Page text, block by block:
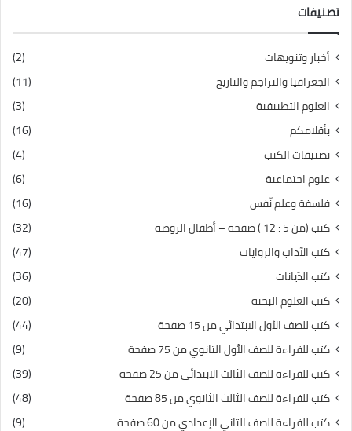
تصنيفات
أخبار وتنويهات
(2)
الجغرافيا والتراجم والتاريخ
(11)
العلوم التطبيقية
(3)
بأقلامكم
(16)
تصنيفات الكتب
(4)
علوم اجتماعية
(6)
فلسفة وعلم نّفس
(16)
كتب (من 5 : 12 ) صفحة – أطفال الروضة
(32)
كتب الآداب والروايات
(47)
كتب الدّيانات
(36)
كتب العلوم البحتة
(20)
كتب للصف الأول الابتدائي من 15 صفحة
(44)
كتب للقراءة للصف الأول الثانوي من 75 صفحة
(9)
كتب للقراءة للصف الثالث الابتدائي من 25 صفحة
(39)
كتب للقراءة للصف الثالث الثانوي من 85 صفحة
(48)
كتب للقراءة للصف الثاني الإعدادي من 60 صفحة
(9)